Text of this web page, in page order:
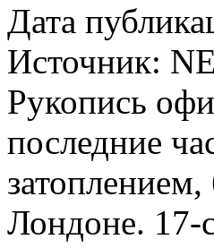
Дата
Источник:
Рукопись
последние
Лондоне. 17-